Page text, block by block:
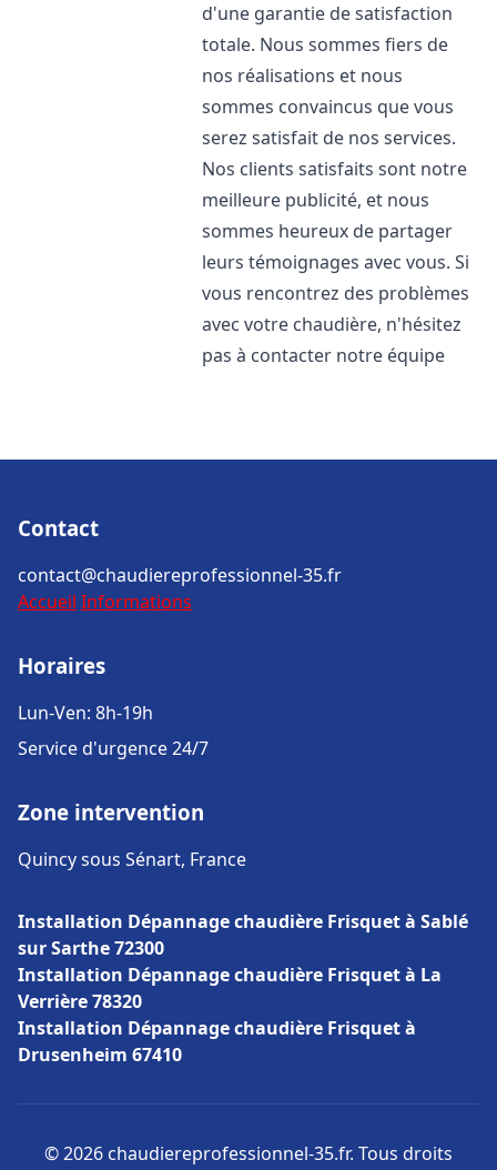
d'une garantie de satisfaction
totale. Nous sommes fiers de
nos réalisations et nous
sommes convaincus que vous
serez satisfait de nos services.
Nos clients satisfaits sont notre
meilleure publicité, et nous
sommes heureux de partager
leurs témoignages avec vous. Si
vous rencontrez des problèmes
avec votre chaudière, n'hésitez
pas à contacter notre équipe
Contact
contact@chaudiereprofessionnel-35.fr
Accueil Informations
Horaires
Lun-Ven: 8h-19h
Service d'urgence 24/7
Zone intervention
Quincy sous Sénart, France
Installation Dépannage chaudière Frisquet à Sablé
sur Sarthe 72300
Installation Dépannage chaudière Frisquet à La
Verrière 78320
Installation Dépannage chaudière Frisquet à
Drusenheim 67410
© 2026 chaudiereprofessionnel-35.fr. Tous droits